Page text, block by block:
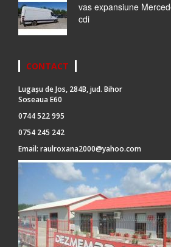
vas expansiune
cdi
CONTACT
Lugașu de Jos, 284B, jud. Bihor
Soseaua E60
0744 522 995
0754 245 242
Email: raulroxana2000@yahoo.com